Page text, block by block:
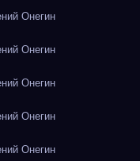
Онегин
Онегин
Онегин
Онегин
Онегин